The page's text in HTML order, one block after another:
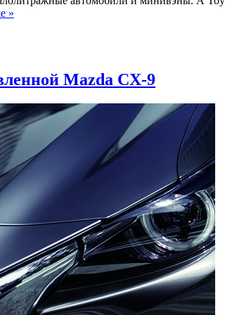
»
Mazda CX-9